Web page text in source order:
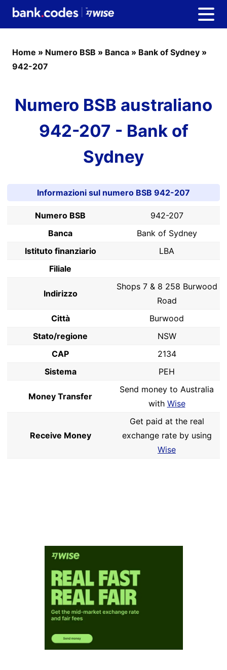
Home » Numero BSB » Banca » Bank of Sydney »
942-207
Numero BSB australiano
942-207 - Bank of
Sydney
Informazioni sul numero BSB 942-207
Numero BSB
942-207
Banca
Bank of Sydney
Istituto finanziario
LBA
Filiale
Indirizzo
Shops 7 & 8 258 Burwood
Road
Città
Burwood
Stato/regione
NSW
CAP
2134
Sistema
PEH
Money Transfer
Send money to Australia
with Wise
Receive Money
Get paid at the real
exchange rate by using
Wise